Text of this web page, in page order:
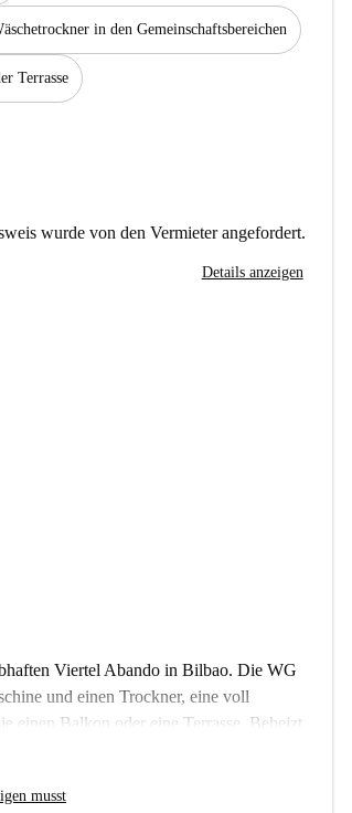
in den Gemeinschaftsbereichen
Terrasse
wurde von den Vermieter angefordert.
Details anzeigen
Viertel Abando in Bilbao. Die WG
und einen Trockner, eine voll
einen Balkon oder eine Terrasse. Beheizt
Die WG ist ideal für Studenten und
geprüft, um Komfort und Qualität zu
musst